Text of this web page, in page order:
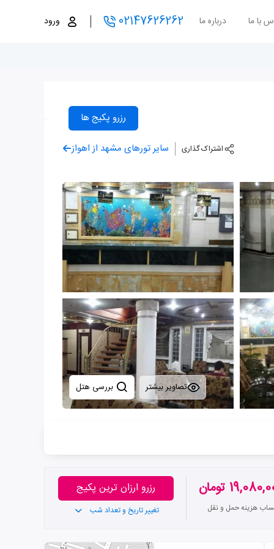
با ما درباره ما 02147626262 ورود
رزرو پکیج ها
اشتراک گذاری سایر تورهای مشهد از اهواز
تصاویر بیشتر
تومان
هزینه حمل و نقل
رزرو ارزان ترین پکیج
تغییر تاریخ و تعداد شب